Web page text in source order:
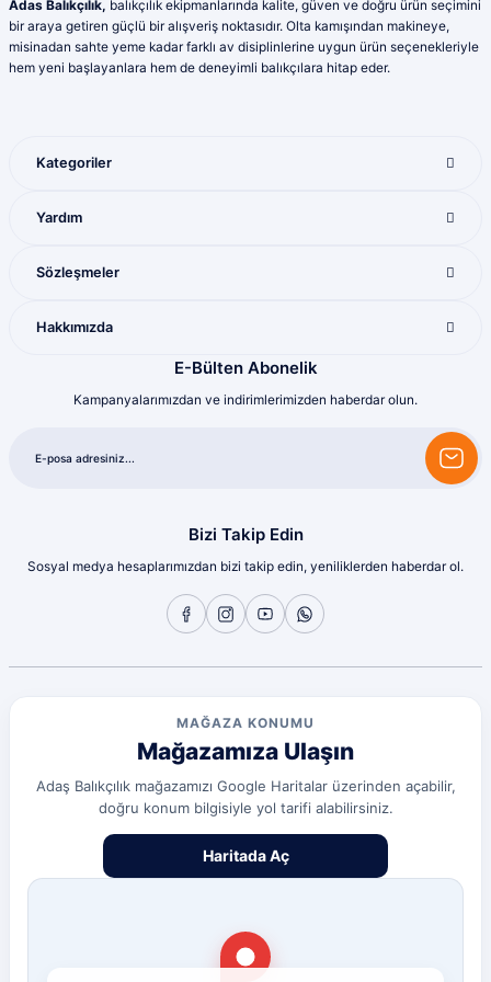
Ürün fiyatı diğer sitelerden daha pahalı.
Bu ürüne benzer farklı alternatifler olmalı.
ederim
Yunis Dura | 31/07/2026
Sorunsuz
olcay tunçeli | 10/07/2026
Deneyimini Paylaş Diğer yorumları göster
Adas Balıkçılık, balıkçılık ekipmanlarında kalite, güven ve doğru ürün seçimini
bir araya getiren güçlü bir alışveriş noktasıdır. Olta kamışından makineye,
misinadan sahte yeme kadar farklı av disiplinlerine uygun ürün seçenekleriyle
hem yeni başlayanlara hem de deneyimli balıkçılara hitap eder.
Kategoriler
Yardım
Sözleşmeler
Hakkımızda
E-Bülten Abonelik
Kampanyalarımızdan ve indirimlerimizden haberdar olun.
Bizi Takip Edin
Sosyal medya hesaplarımızdan bizi takip edin, yeniliklerden haberdar ol.
MAĞAZA KONUMU
Mağazamıza Ulaşın
Adaş Balıkçılık mağazamızı Google Haritalar üzerinden açabilir,
doğru konum bilgisiyle yol tarifi alabilirsiniz.
Haritada Aç